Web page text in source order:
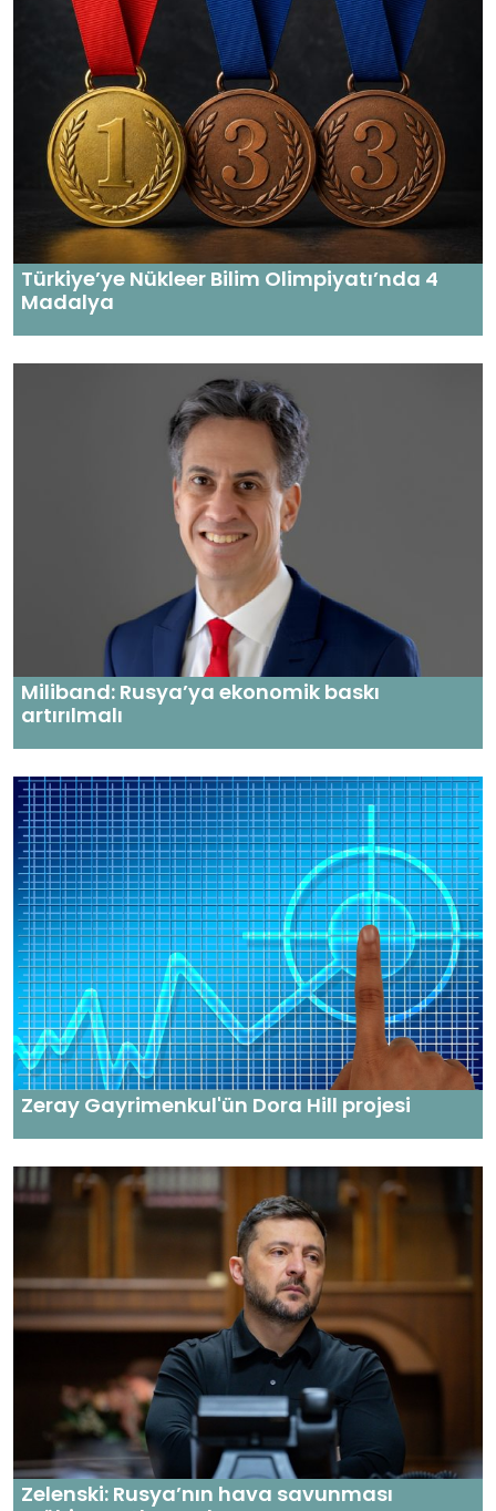
Türkiye’ye Nükleer Bilim Olimpiyatı’nda 4
Madalya
Miliband: Rusya’ya ekonomik baskı
artırılmalı
Zeray Gayrimenkul'ün Dora Hill projesi
Zelenski: Rusya’nın hava savunması